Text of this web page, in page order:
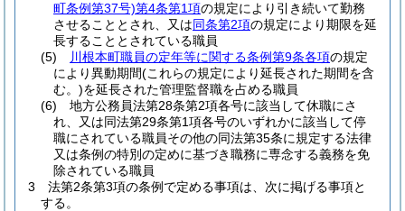
町条例第37号)第4条第1項の規定により引き続いて勤務
させることとされ、又は同条第2項の規定により期限を延
長することとされている職員
(5)
川根本町職員の定年等に関する条例第9条各項の規定
により異動期間(これらの規定により延長された期間を含
む。)を延長された管理監督職を占める職員
(6)
地方公務員法第28条第2項各号に該当して休職にさ
れ、又は同法第29条第1項各号のいずれかに該当して停
職にされている職員その他の同法第35条に規定する法律
又は条例の特別の定めに基づき職務に専念する義務を免
除されている職員
3
法第2条第3項の条例で定める事項は、次に掲げる事項と
する。